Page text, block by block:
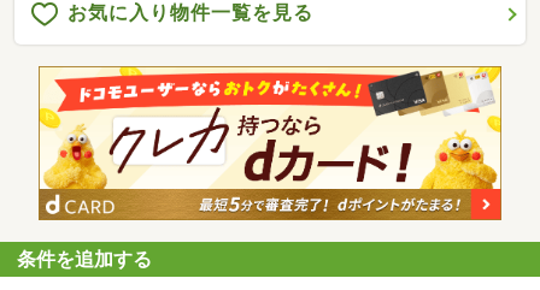
お気に入り物件一覧を見る
条件を追加する